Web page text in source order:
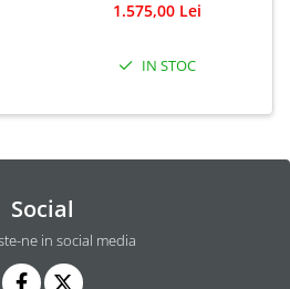
1.575,00 Lei
IN STOC
Social
ne in social media